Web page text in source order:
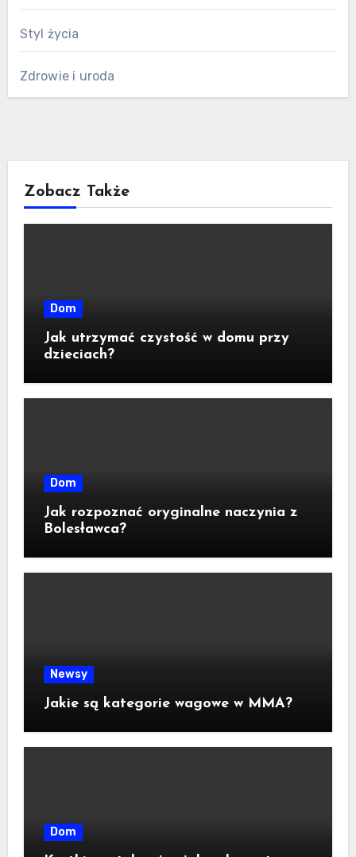
Styl życia
Zdrowie i uroda
Zobacz Także
Dom
Jak utrzymać czystość w domu przy
dzieciach?
Dom
Jak rozpoznać oryginalne naczynia z
Bolesławca?
Newsy
Jakie są kategorie wagowe w MMA?
Dom